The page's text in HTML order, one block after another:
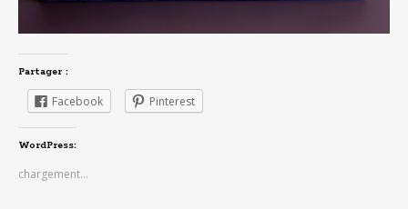
Partager :
Facebook Pinterest
WordPress:
chargement…